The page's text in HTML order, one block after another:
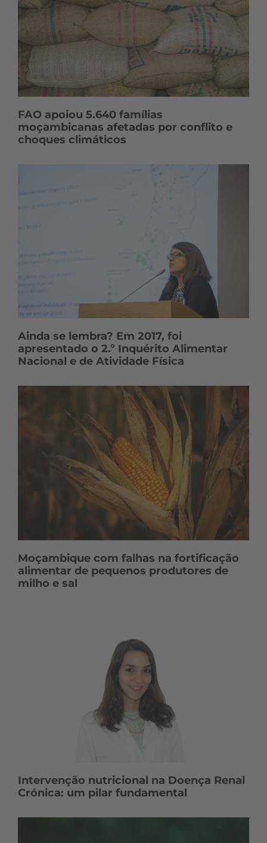
FAO apoiou 5.640 famílias
moçambicanas afetadas por conflito e
choques climáticos
Ainda se lembra? Em 2017, foi
apresentado o 2.º Inquérito Alimentar
Nacional e de Atividade Física
Moçambique com falhas na fortificação
alimentar de pequenos produtores de
milho e sal
Intervenção nutricional na Doença Renal
Crónica: um pilar fundamental